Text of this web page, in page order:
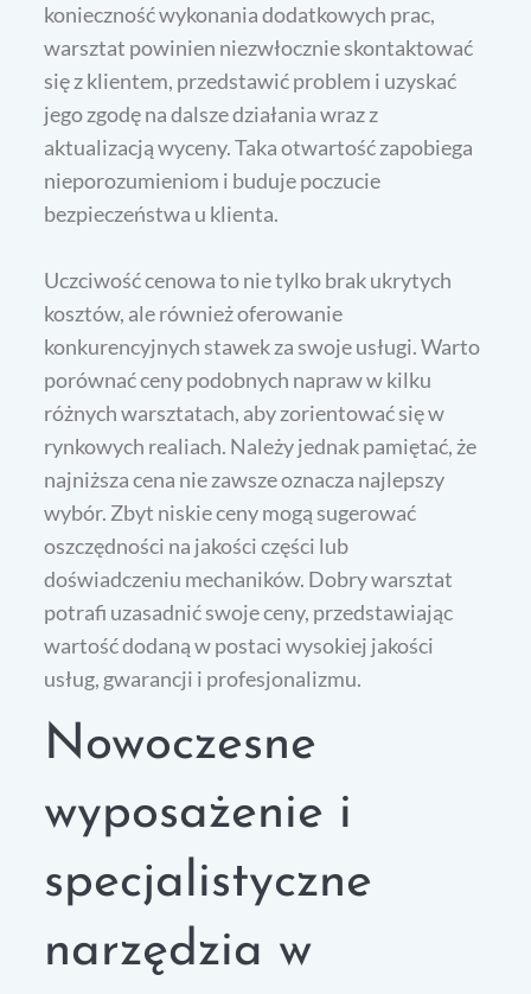
konieczność wykonania dodatkowych prac,
warsztat powinien niezwłocznie skontaktować
się z klientem, przedstawić problem i uzyskać
jego zgodę na dalsze działania wraz z
aktualizacją wyceny. Taka otwartość zapobiega
nieporozumieniom i buduje poczucie
bezpieczeństwa u klienta.
Uczciwość cenowa to nie tylko brak ukrytych
kosztów, ale również oferowanie
konkurencyjnych stawek za swoje usługi. Warto
porównać ceny podobnych napraw w kilku
różnych warsztatach, aby zorientować się w
rynkowych realiach. Należy jednak pamiętać, że
najniższa cena nie zawsze oznacza najlepszy
wybór. Zbyt niskie ceny mogą sugerować
oszczędności na jakości części lub
doświadczeniu mechaników. Dobry warsztat
potrafi uzasadnić swoje ceny, przedstawiając
wartość dodaną w postaci wysokiej jakości
usług, gwarancji i profesjonalizmu.
Nowoczesne
wyposażenie i
specjalistyczne
narzędzia w